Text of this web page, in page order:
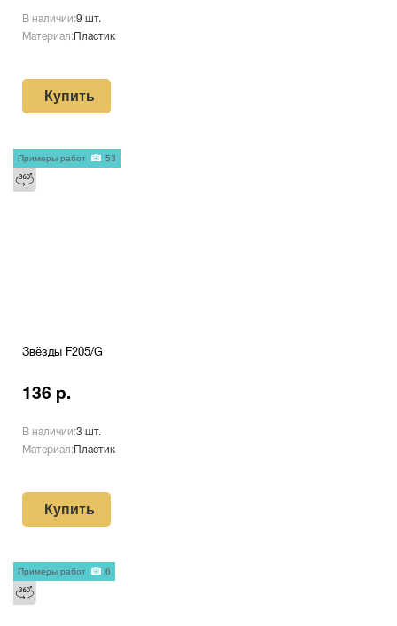
В наличии:9 шт.
Материал: Пластик
Купить
Звёзды F205/G
136 р.
В наличии:3 шт.
Материал: Пластик
Купить
Примеры работ 53
Примеры работ 6